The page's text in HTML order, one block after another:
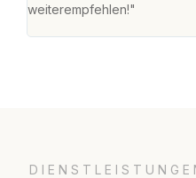
weiterempfehlen!"